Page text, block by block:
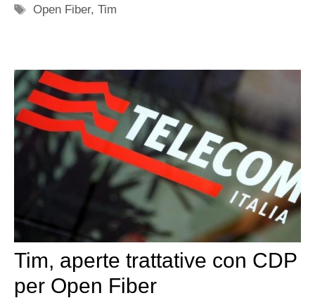
Tag
Open Fiber,Tim
Tim, aperte trattative con CDP
per Open Fiber